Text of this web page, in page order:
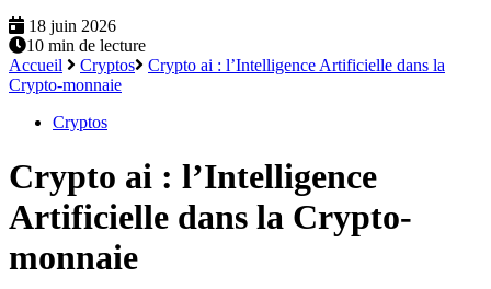
18 juin 2026
10 min de lecture
Accueil
Cryptos
Crypto ai : l’Intelligence Artificielle dans la
Crypto-monnaie
Cryptos
Crypto ai : l’Intelligence
Artificielle dans la Crypto-
monnaie